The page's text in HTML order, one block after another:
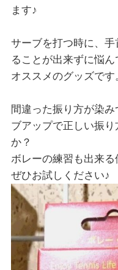
ます♪
サーブを打つ時に、
ることが出来ずに悩ん
オススメのグッズです
間違った振り方が染
ブアップで正しい振
か？
ボレーの練習も出来る
ぜひお試しください♪